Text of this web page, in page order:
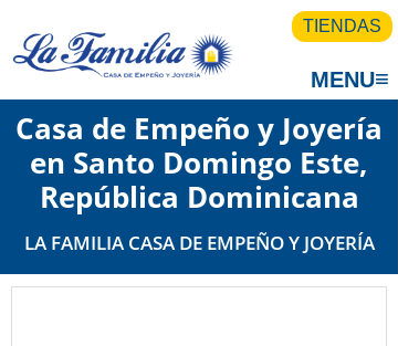
TIENDAS
MENU≡
Casa de Empeño y Joyería
en Santo Domingo Este,
República Dominicana
LA FAMILIA CASA DE EMPEÑO Y JOYERÍA